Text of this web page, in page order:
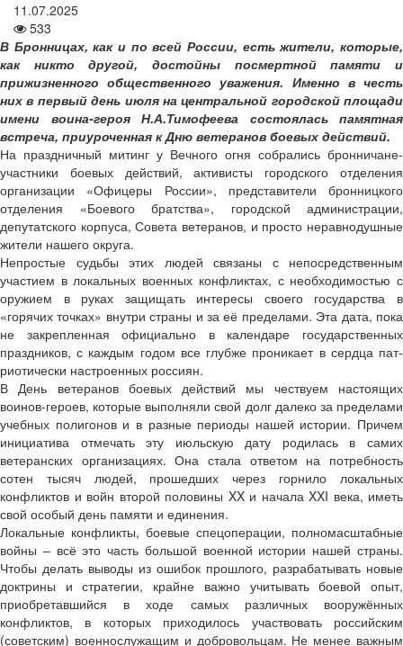
11.07.2025
533
В Бронницах, как и по всей России, есть жители, которые,
как никто другой, достойны посмертной памяти и
прижизненного общественного уважения. Именно в честь
них в первый день июля на центральной городской площади
имени воина-героя Н.А.Тимофеева состоялась памятная
встреча, приуроченная к Дню ветеранов боевых действий.
На праздничный митинг у Вечного огня собрались бронничане-
участники боевых действий, активисты городского отделения
организации «Офицеры России», представители бронницкого
отделения «Боевого братства», городской админист­рации,
депутатского корпуса, Совета ветеранов, и просто неравнодушные
жители нашего округа.
Непростые судьбы этих людей связаны с непосредственным
участием в локальных военных конфликтах, с необходимостью с
оружием в руках защищать интересы своего государства в
«горячих точках» внутри страны и за её пределами. Эта дата, пока
не закрепленная официально в календаре государственных
праздников, с каждым годом все глубже проникает в сердца пат­
риотически настроенных россиян.
В День ветеранов боевых действий мы чествуем настоящих
воинов-героев, которые выполняли свой долг далеко за пределами
учебных полигонов и в разные периоды нашей истории. Причем
инициатива отмечать эту июльскую дату родилась в самих
ветеранских организациях. Она стала ответом на потребность
сотен тысяч людей, прошедших через горнило локальных
конфликтов и войн второй половины XX и начала XXI века, иметь
свой особый день памяти и единения.
Локальные конфликты, боевые спецоперации, полномасштабные
войны – всё это часть большой военной истории нашей страны.
Чтобы делать выводы из ошибок прошлого, разрабатывать новые
доктрины и стратегии, крайне важно учитывать боевой опыт,
приобретавшийся в ходе самых различных вооружённых
конфликтов, в которых приходилось участвовать российским
(советским) военнослужащим и добровольцам. Не менее важным